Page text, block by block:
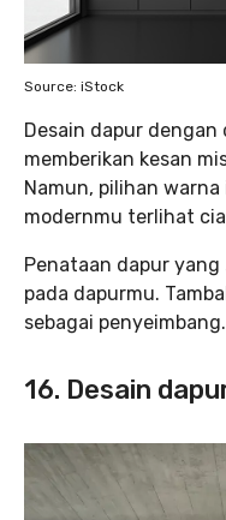
Source: iStock
Desain dapur
memberikan kesan
Namun, pilihan
modernmu terlihat
Penataan dapur yang
pada dapurmu.
sebagai penyeimbang.
16. Desain